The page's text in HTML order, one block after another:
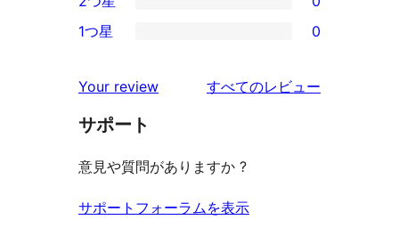
ビ
ー
星
レ
ュ
ー
3-
星
ビ
ュ
2-
レ
ビ
ー
星
レ
ュ
ー
1つ星 0
Your review すべてのレビュー
サポート
意見や質問がありますか ?
サポートフォーラムを表示